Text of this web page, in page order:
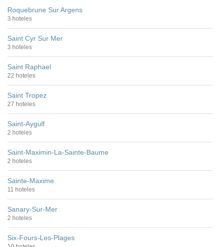
Roquebrune Sur Argens
3 hoteles
Saint Cyr Sur Mer
3 hoteles
Saint Raphael
22 hoteles
Saint Tropez
27 hoteles
Saint-Aygulf
2 hoteles
Saint-Maximin-La-Sainte-Baume
2 hoteles
Sainte-Maxime
11 hoteles
Sanary-Sur-Mer
2 hoteles
Six-Fours-Les-Plages